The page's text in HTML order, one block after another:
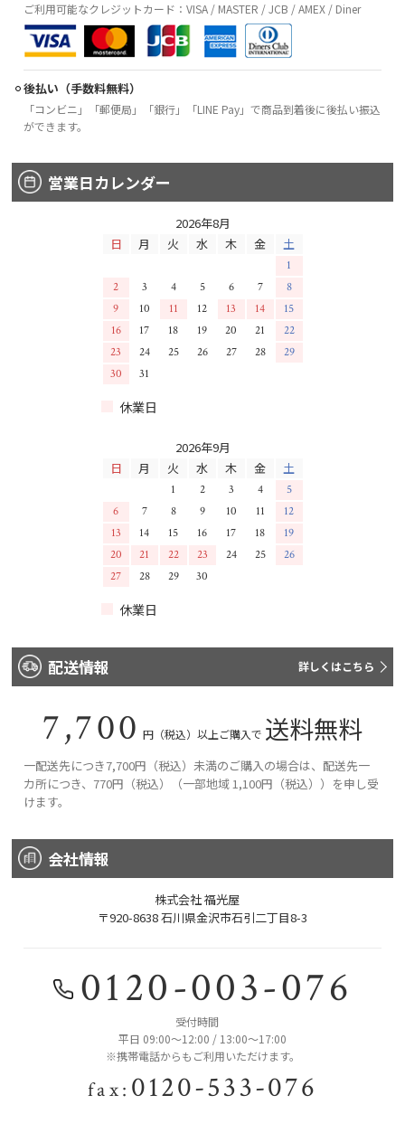
ご利用可能なクレジットカード：VISA / MASTER / JCB / AMEX / Diner
後払い（手数料無料）
「コンビニ」「郵便局」「銀行」「LINE Pay」で商品到着後に後払い振込
ができます。
営業日カレンダー
2026年8月
日
月 火 水 木 金 土
1
2
3 4 5 6 7
8
9
10 11 12 13 14
15
16
17 18 19 20 21
22
23
24 25 26 27 28
29
30
31
休業日
2026年9月
日
月 火 水 木 金 土
1 2 3 4
5
6
7 8 9 10 11
12
13
14 15 16 17 18
19
20
21 22 23 24 25
26
27
28 29 30
休業日
配送情報 詳しくはこちら
7,700 円（税込）以上ご購入で 送料無料
一配送先につき7,700円（税込）未満のご購入の場合は、配送先一
カ所につき、770円（税込）（一部地域 1,100円（税込））を申し受
けます。
会社情報
株式会社 福光屋
〒920-8638 石川県金沢市石引二丁目8-3
0120-003-076
受付時間
平日 09:00〜12:00 / 13:00〜17:00
※携帯電話からもご利用いただけます。
fax: 0120-533-076